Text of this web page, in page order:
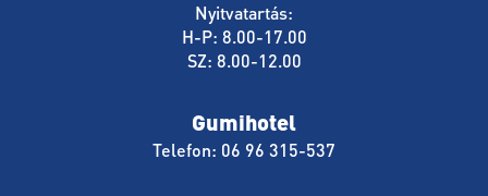
Nyitvatartás:
H-P: 8.00-17.00
SZ: 8.00-12.00
Gumihotel
Telefon: 06 96 315-537